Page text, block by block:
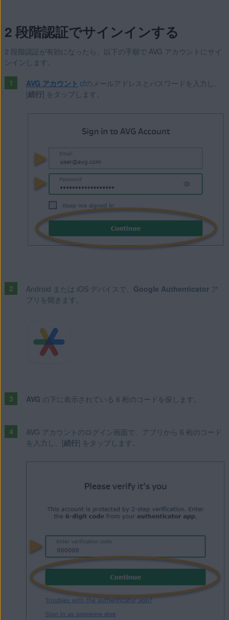
2 段階認証でサインインする
2 段階認証が有効になったら、以下の手順で AVG アカウントにサイ
ンインします。
AVG アカウント
のメールアドレスとパスワードを入力し、
[続行] をタップします。
Android または iOS デバイスで、 Google Authenticatorア
プリを開きます。
AVG の下に表示されている 6 桁のコードを探します。
AVG アカウントのログイン画面で、アプリから 6 桁のコード
を入力し、[続行] をタップします。